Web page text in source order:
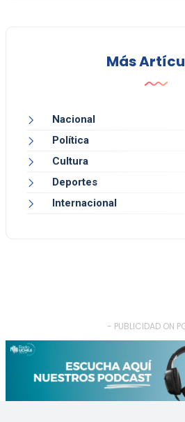
Más
Nacional
Política
Cultura
Deportes
Internacional
- PUBLICIDAD ON